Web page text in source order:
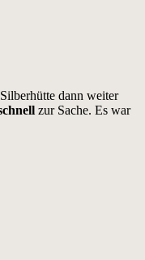
dann weiter
zur Sache. Es war